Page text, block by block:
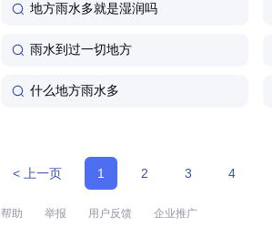
地方雨水多就是湿润吗
雨水到过一切地方
什么地方雨水多
< 上一页 1 2 3 4
帮助 举报 用户反馈 企业推广